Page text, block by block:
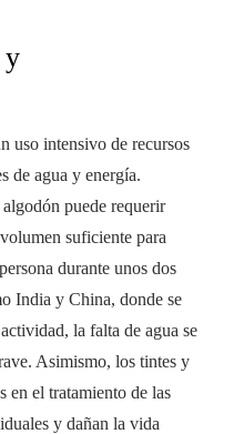
y
uso intensivo de recursos
de agua y energía.
puede requerir
suficiente para
durante unos dos
India y China, donde se
la falta de agua se
Asimismo, los tintes y
en el tratamiento de las
y dañan la vida